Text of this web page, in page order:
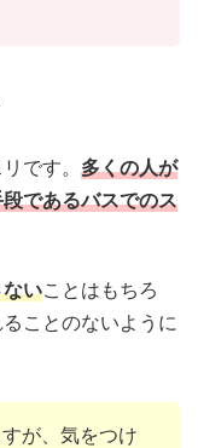
です。 多くの人が
であるバスでのス
いことはもちろ
ことのないように
が、気をつけ